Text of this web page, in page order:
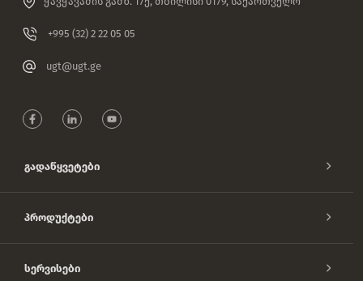
+995 (32) 2 22 05 05
ugt@ugt.ge
Გადაწყვეტები
Პროდუქტები
Სერვისები